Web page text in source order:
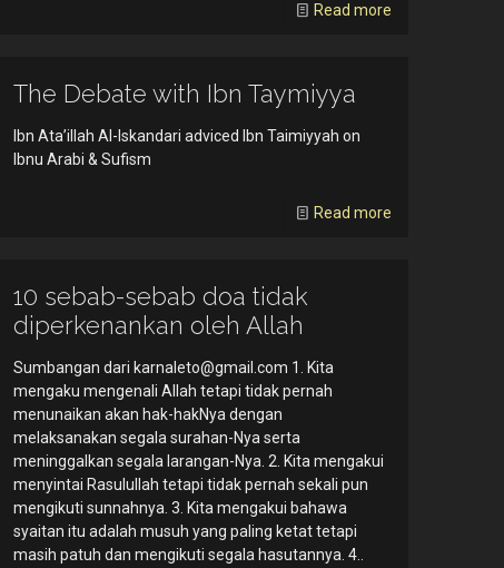
Read more
The Debate with Ibn Taymiyya
Ibn Ata’illah Al-Iskandari adviced Ibn Taimiyyah on
Ibnu Arabi & Sufism
Read more
10 sebab-sebab doa tidak
diperkenankan oleh Allah
Sumbangan dari karnaleto@gmail.com 1. Kita
mengaku mengenali Allah tetapi tidak pernah
menunaikan akan hak-hakNya dengan
melaksanakan segala surahan-Nya serta
meninggalkan segala larangan-Nya. 2. Kita mengakui
menyintai Rasulullah tetapi tidak pernah sekali pun
mengikuti sunnahnya. 3. Kita mengakui bahawa
syaitan itu adalah musuh yang paling ketat tetapi
masih patuh dan mengikuti segala hasutannya. 4..